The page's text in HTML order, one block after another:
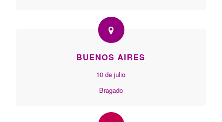
BUENOS AIRES
10 de julio
Bragado